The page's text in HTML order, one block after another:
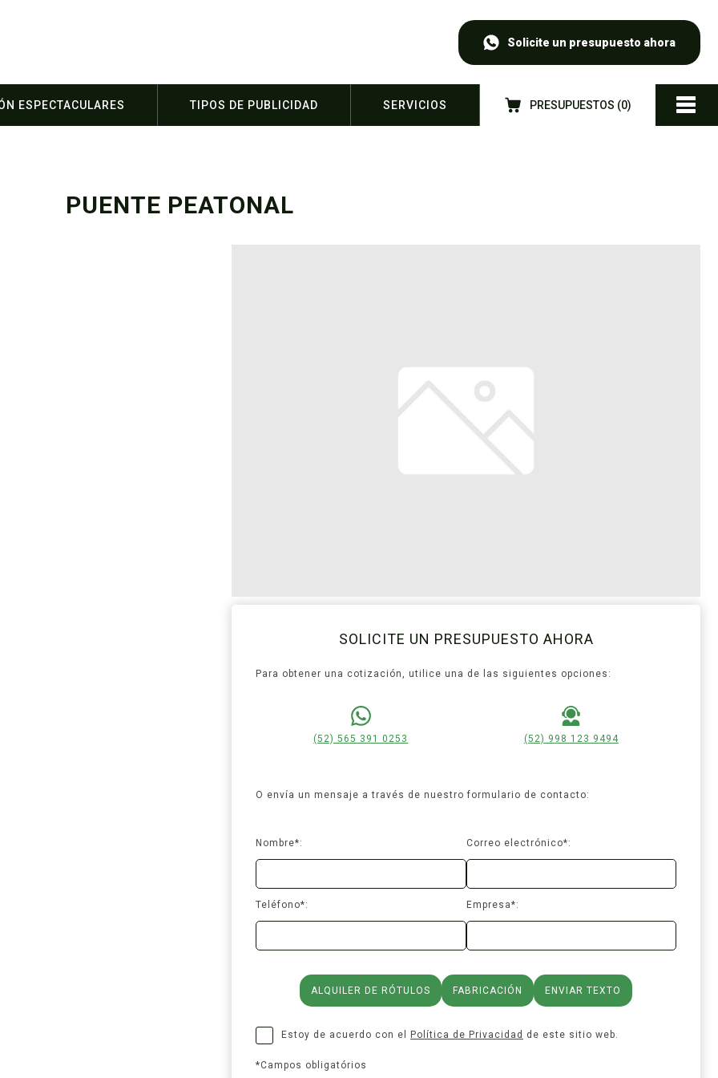
Solicite un presupuesto ahora
ESPECTACULARES TIPOS DE PUBLICIDAD SERVICIOS PRESUPUESTOS (0)
PUENTE PEATONAL
SOLICITE UN PRESUPUESTO AHORA
Para obtener una cotización, utilice una de las siguientes opciones:
(52) 565 391 0253 (52) 998 123 9494
O envía un mensaje a través de nuestro formulario de contacto:
Nombre*: Correo electrónico*:
Teléfono*: Empresa*:
ALQUILER DE RÓTULOS FABRICACIÓN ENVIAR TEXTO
Estoy de acuerdo con el Política de Privacidad de este sitio web.
*Campos obligatórios